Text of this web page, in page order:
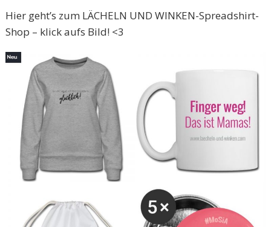
Hier geht’s zum LÄCHELN UND WINKEN-Spreadshirt-
Shop – klick aufs Bild! <3